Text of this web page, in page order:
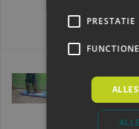
Direct leverbaar
55x45x3cm |
€38,41
PRESTATIE